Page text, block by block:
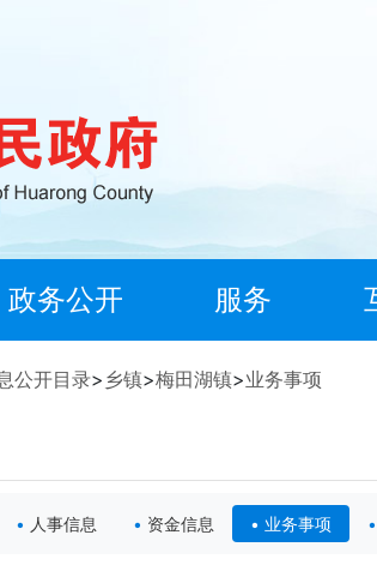
政务公开 服务
公开目录> 乡镇>梅田湖镇>业务事项
人事信息 资金信息 业务事项